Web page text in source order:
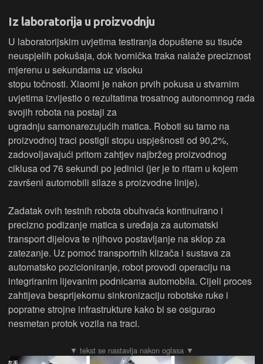
Iz laboratorija u proizvodnju
U laboratorijskim uvjetima testiranja dopuštene su tisuće
neuspjelih pokušaja, dok tvornička traka nalaže preciznost
mjerenu u sekundama uz visoku
stopu točnosti. Xiaomi je nakon prvih pokusa u stvarnim
uvjetima izvijestio o rezultatima trosatnog autonomnog rada
svojih robota na postaji za
ugradnju samonarezujućih matica. Roboti su tamo na
proizvodnoj traci postigli stopu uspješnosti od 90,2%,
zadovoljavajući pritom zahtjev najbržeg proizvodnog
ciklusa od 76 sekundi po jedinici (jer je to ritam u kojem
završeni automobili silaze s proizvodne linije).
Zadatak ovih testnih robota obuhvaća kontinuirano i
precizno podizanje matica s uređaja za automatski
transport dijelova te njihovo postavljanje na sklop za
zatezanje. Uz pomoć transportnih klizača i sustava za
automatsko pozicioniranje, robot provodi operaciju na
integriranim lijevanim podnicama automobila. Cijeli proces
zahtijeva besprijekornu sinkronizaciju robotske ruke i
popratne strojne infrastrukture kako bi se osigurao
nesmetan protok vozila na traci.